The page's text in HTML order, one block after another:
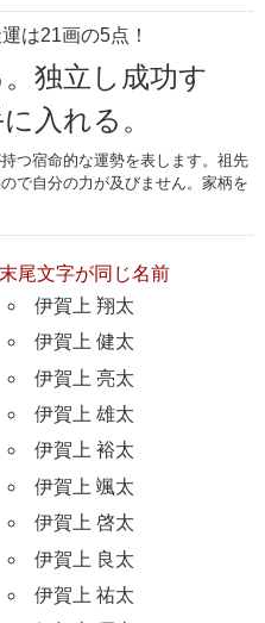
は21画の5点！
独立し成功す
入れる。
つ宿命的な運勢を表します。祖先
で自分の力が及びません。家柄を
末尾文字が同じ名前
伊賀上 翔太
伊賀上 健太
伊賀上 亮太
伊賀上 雄太
伊賀上 裕太
伊賀上 颯太
伊賀上 啓太
伊賀上 良太
伊賀上 祐太